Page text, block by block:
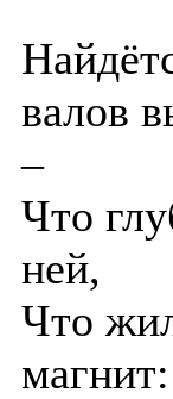
валов
–
Что
ней,
Что
магнит: